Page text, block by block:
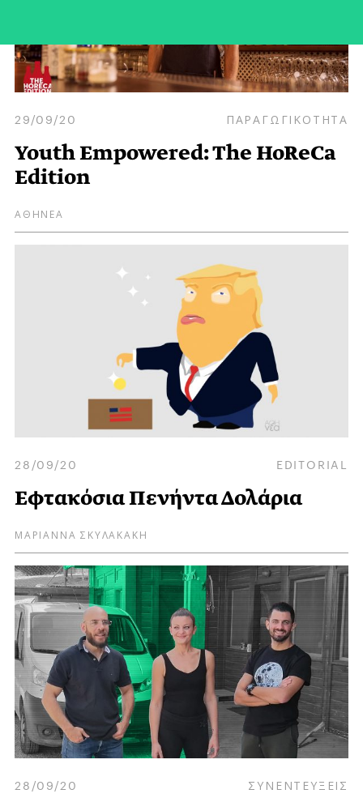
29/09/20 ΠΑΡΑΓΩΓΙΚΟΤΗΤΑ
Youth Empowered: The HoReCa
Edition
ΑΘΗΝΕΑ
28/09/20 EDITORIAL
Εφτακόσια Πενήντα Δολάρια
ΜΑΡΙΑΝΝΑ ΣΚΥΛΑΚΑΚΗ
28/09/20 ΣΥΝΕΝΤΕΥΞΕΙΣ